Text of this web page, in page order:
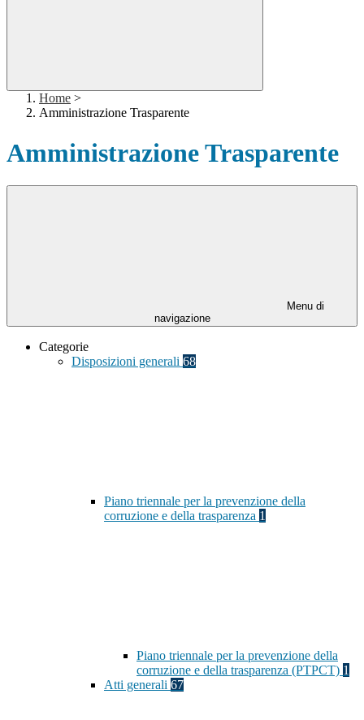
Home >
Amministrazione Trasparente
Amministrazione Trasparente
Menu di
navigazione
Categorie
Disposizioni generali 68
Piano triennale per la prevenzione della
corruzione e della trasparenza 1
Piano triennale per la prevenzione della
corruzione e della trasparenza (PTPCT) 1
Atti generali 67